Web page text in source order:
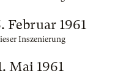
Februar 1961
Inszenierung
Mai 1961